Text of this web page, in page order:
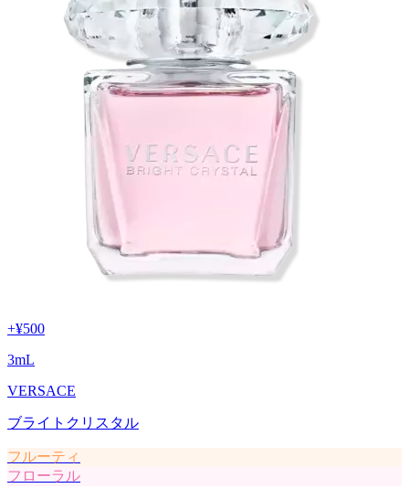
+¥500
3mL
VERSACE
ブライトクリスタル
フルーティ
フローラル